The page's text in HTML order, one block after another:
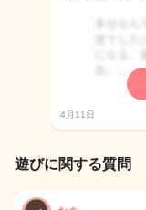
4月11日
遊びに関する質問